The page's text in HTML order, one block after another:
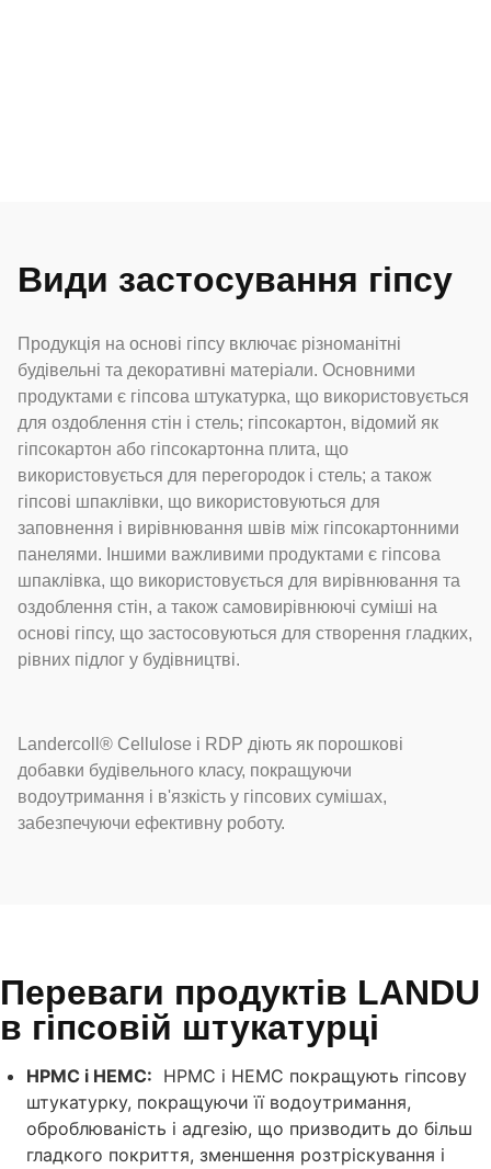
Види застосування гіпсу
Продукція на основі гіпсу включає різноманітні
будівельні та декоративні матеріали. Основними
продуктами є гіпсова штукатурка, що використовується
для оздоблення стін і стель; гіпсокартон, відомий як
гіпсокартон або гіпсокартонна плита, що
використовується для перегородок і стель; а також
гіпсові шпаклівки, що використовуються для
заповнення і вирівнювання швів між гіпсокартонними
панелями. Іншими важливими продуктами є гіпсова
шпаклівка, що використовується для вирівнювання та
оздоблення стін, а також самовирівнюючі суміші на
основі гіпсу, що застосовуються для створення гладких,
рівних підлог у будівництві.
Landercoll® Cellulose і RDP діють як порошкові
добавки будівельного класу, покращуючи
водоутримання і в'язкість у гіпсових сумішах,
забезпечуючи ефективну роботу.
Переваги продуктів LANDU
в гіпсовій штукатурці
HPMC і HEMC: HPMC і HEMC покращують гіпсову
штукатурку, покращуючи її водоутримання,
оброблюваність і адгезію, що призводить до більш
гладкого покриття, зменшення розтріскування і